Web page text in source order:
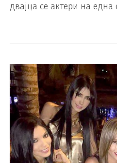
двајца се актери на една